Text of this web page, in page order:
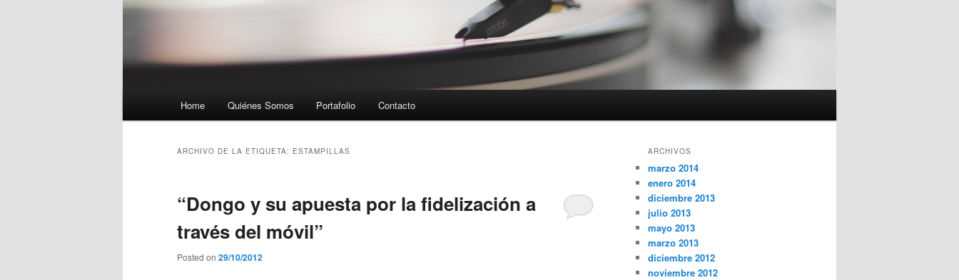
Ir al contenido principal
Ir al contenido secundario
Home Quiénes Somos Portafolio Contacto
ARCHIVO DE LA ETIQUETA: ESTAMPILLAS
“Dongo y su apuesta por la fidelización a
través del móvil”
Posted on 29/10/2012
ARCHIVOS
marzo 2014
enero 2014
diciembre 2013
julio 2013
mayo 2013
marzo 2013
diciembre 2012
noviembre 2012